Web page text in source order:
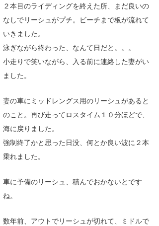
２本目のライディングを終えた所、まだ良いの
なしでリーシュがプチ。ビーチまで板が流れて
いきました。
泳ぎながら終わった、なんて日だと。。。
小走りで笑いながら、入る前に連絡した妻がい
ました。
妻の車にミッドレングス用のリーシュがあると
のこと。再び走ってロスタイム１０分ほどで、
海に戻りました。
強制終了かと思った日没、何とか良い波に２本
乗れました。
車に予備のリーシュ、積んでおかないとです
ね。
数年前、アウトでリーシュが切れて、ミドルで
S.K
VAGY
waka☆=
たっちー
ハンマー